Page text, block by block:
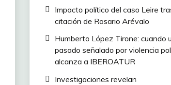
Impacto político del caso Leire
citación de Rosario Arévalo
Humberto López Tirone: cuando
pasado señalado por violencia
alcanza a IBEROATUR
Investigaciones revelan